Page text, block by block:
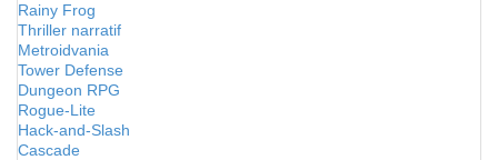
Rainy Frog
Thriller narratif
Metroidvania
Tower Defense
Dungeon RPG
Rogue-Lite
Hack-and-Slash
Cascade